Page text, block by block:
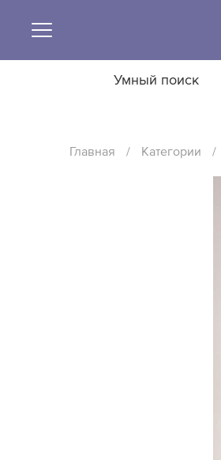
Умный поиск
Главная / Категории /